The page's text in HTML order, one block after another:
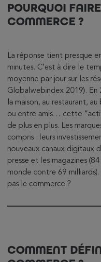
POURQUOI
COMMERCE ?
La réponse tient presque
minutes. C’est à dire le
moyenne par jour sur les
Globalwebindex 2019). En
la maison, au restaurant,
ou entre amis… cette
de plus en plus. Les
compris : leurs
nouveaux canaux digitaux
presse et les magazines
monde contre 69
pas le commerce ?
COMMENT